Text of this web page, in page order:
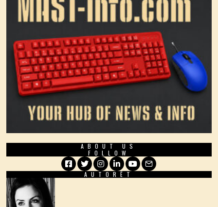
ABOUT US
FOLLOW
Facebook
TwitterInstagram
LinkedIn
YouTube
Email
AUTORËT